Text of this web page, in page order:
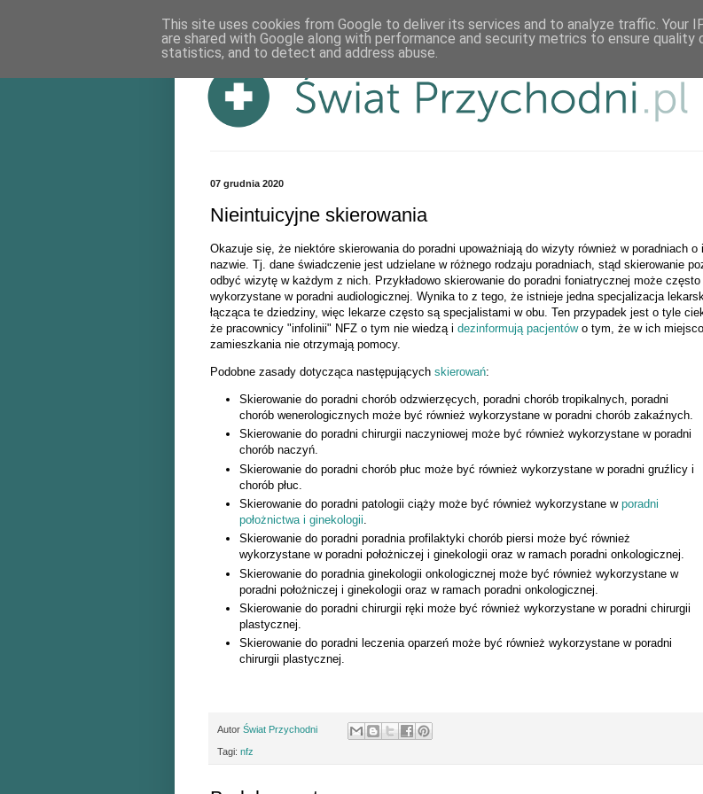
07 grudnia 2020
Nieintuicyjne skierowania
Okazuje się, że niektóre skierowania do poradni upoważniają do wizyty również w poradniach o
nazwie. Tj. dane świadczenie jest udzielane w różnego rodzaju poradniach, stąd skierowanie
odbyć wizytę w każdym z nich. Przykładowo skierowanie do poradni foniatrycznej może często
wykorzystane w poradni audiologicznej. Wynika to z tego, że istnieje jedna specjalizacja
łącząca te dziedziny, więc lekarze często są specjalistami w obu. Ten przypadek jest o tyle
że pracownicy "infolinii" NFZ o tym nie wiedzą i dezinformują pacjentówo tym, że w ich
zamieszkania nie otrzymają pomocy.
Podobne zasady dotycząca następujących skierowań:
Skierowanie do poradni chorób odzwierzęcych, poradni chorób tropikalnych, poradni
chorób wenerologicznych może być również wykorzystane w poradni chorób zakaźnych.
Skierowanie do poradni chirurgii naczyniowej może być również wykorzystane w poradni
chorób naczyń.
Skierowanie do poradni chorób płuc może być również wykorzystane w poradni gruźlicy i
chorób płuc.
Skierowanie do poradni patologii ciąży może być również wykorzystane w poradni
położnictwa i ginekologii
Skierowanie do poradni poradnia profilaktyki chorób piersi może być również
wykorzystane w poradni położniczej i ginekologii oraz w ramach poradni onkologicznej.
Skierowanie do poradnia ginekologii onkologicznej może być również wykorzystane w
poradni położniczej i ginekologii oraz w ramach poradni onkologicznej.
Skierowanie do poradni chirurgii ręki może być również wykorzystane w poradni chirurgii
plastycznej.
Skierowanie do poradni leczenia oparzeń może być również wykorzystane w poradni
chirurgii plastycznej.
Autor Świat Przychodni
Tagi: nfz
This site uses cookies from Google to deliver its services and to analyze traffic. Your
are shared with Google along with performance and security metrics to ensure quality
statistics, and to detect and address abuse.